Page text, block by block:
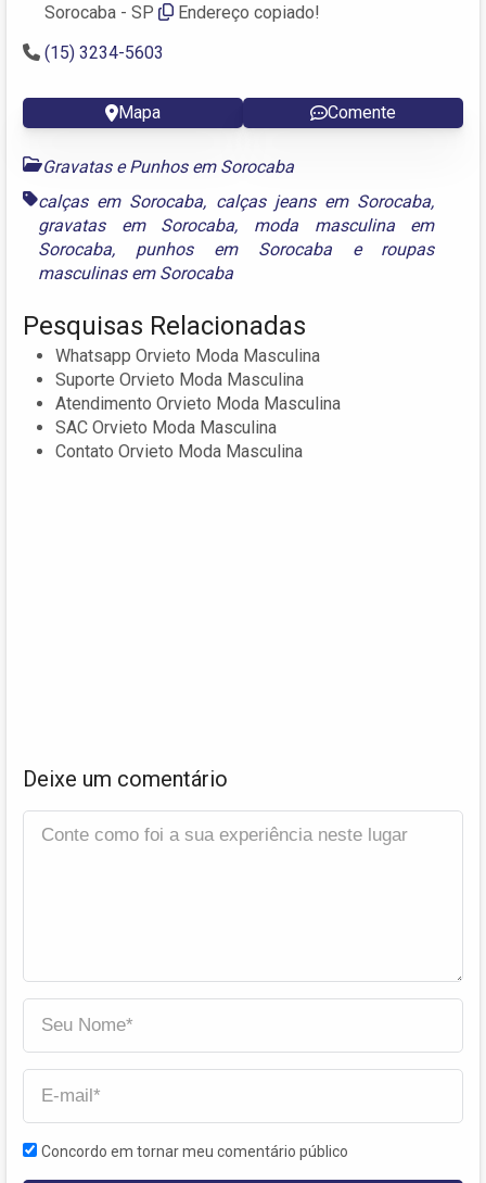
Sorocaba - SP
Endereço copiado!
(15) 3234-5603
Mapa Comente
Gravatas e Punhos em Sorocaba
calças em Sorocaba, calças jeans em Sorocaba,
gravatas em Sorocaba, moda masculina em
Sorocaba, punhos em Sorocabae roupas
masculinas em Sorocaba
Pesquisas Relacionadas
Whatsapp Orvieto Moda Masculina
Suporte Orvieto Moda Masculina
Atendimento Orvieto Moda Masculina
SAC Orvieto Moda Masculina
Contato Orvieto Moda Masculina
Deixe um comentário
Concordo em tornar meu comentário público